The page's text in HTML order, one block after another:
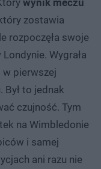
zostawia
rozpoczęła swoje
Wygrała
w pierwszej
to jednak
czujność. Tym
na Wimbledonie
i samej
ani razu nie